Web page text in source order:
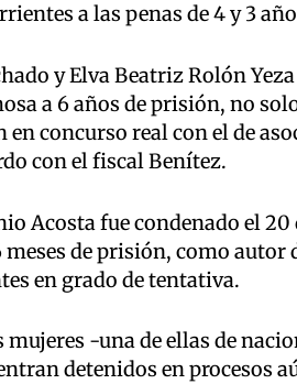
a las penas de 4 y 3
y Elva Beatriz Rolón
a 6 años de prisión, no
en concurso real con el de
con el fiscal Benítez.
Acosta fue condenado el 20
meses de prisión, como
en grado de tentativa.
mujeres -una de ellas de
detenidos en procesos